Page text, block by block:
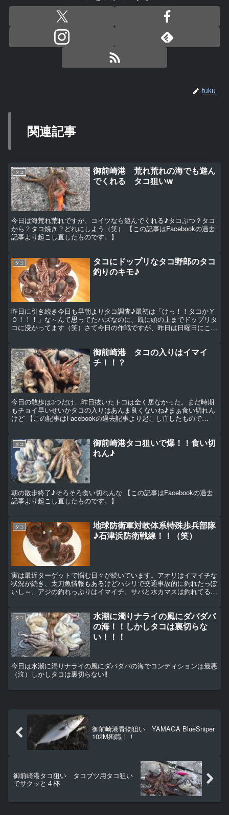
fuku
関連記事
タコ
御前崎港 荒れ荒れの海でも遊ん
でくれる タコ狙いw
今日は海荒れ荒れですが、コイツなら遊んでくれる♪タコぶつ？タコ
から？タコ焼き？どれにしよう（笑） 【この記事はFacebookの過去
記事より起こし直したものです。】
タコ
タコにドップリなタコ野郎のタコ
釣りのキモ♪
昨日に引き続き今日も早朝よりタコ調査♪最初は「けっ！！タコかＹ
Ｏ！！！」な～んて思ってたハズなのに、既に頭の上までドップリタ
コに浸かってます（笑）さて今日の作戦ですが、昨日は日曜日にこの
タコ
御前崎港 タコの入りはイマイ
チ！！？
今日の散歩は3つだけ…昨日抜いたトコは全く居なかった。まだ時期
もチョイ早いせいかタコの入りはあんま良くないね♪まぁ食い切れん
けど 【この記事はFacebookの過去記事より起こし直したもので
タコ
御前崎港タコ狙いで爆！！食い切
れん♪
朝の散歩終了♪そろそろ食い切れんな 【この記事はFacebookの過去
記事より起こし直したものです。】
タコ
地球防衛軍対軟体系特殊歩兵部隊
♪石津浜防衛戦線！！（笑）
実は最近ターゲットで悩む日々が続いています。アオリはイマイチな
状況が続き、太刀魚情報もあるけどハシリで交通事故的に釣れたっぽ
いし～、アジの釣れっぷりはイマイチ、サバと水カマスは釣れてるけ
タコ
水潮に濁りナライの風にダバダバ
の海！！しかしタコは裏切らな
い！！！
今日は水潮に濁りナライの風にダバダバの海でコンディションは最悪
（泣）しかしタコは裏切らない‼︎
御前崎港青物狙い YAMAGA BlueSniper
102M殉職！！
御前崎港タコ狙い タコブツ用タコ狙い
でサクッと４杯